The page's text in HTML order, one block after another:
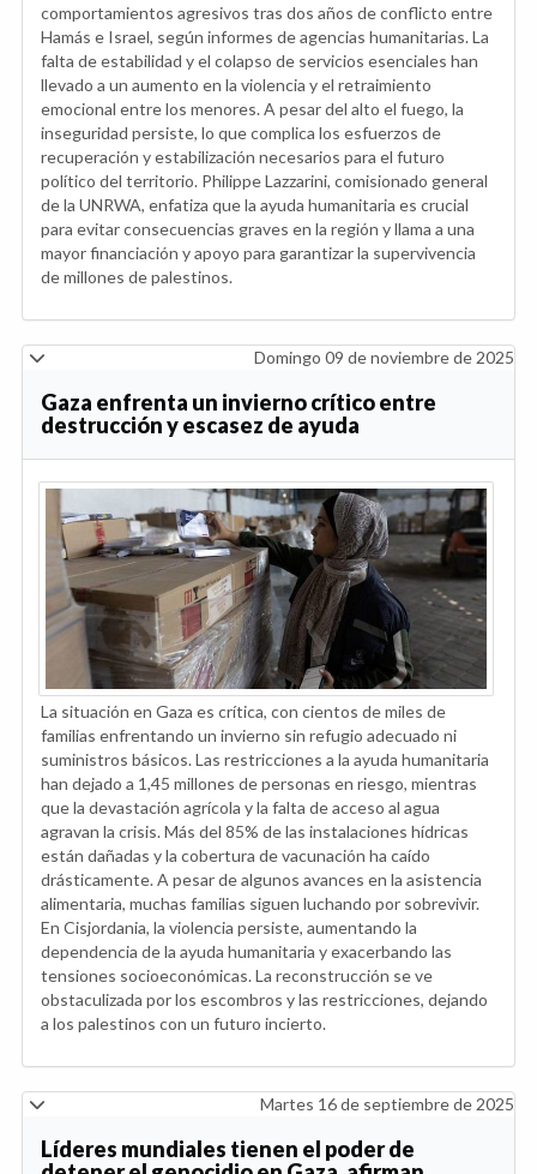
comportamientos agresivos tras dos años de conflicto entre
Hamás e Israel, según informes de agencias humanitarias. La
falta de estabilidad y el colapso de servicios esenciales han
llevado a un aumento en la violencia y el retraimiento
emocional entre los menores. A pesar del alto el fuego, la
inseguridad persiste, lo que complica los esfuerzos de
recuperación y estabilización necesarios para el futuro
político del territorio. Philippe Lazzarini, comisionado general
de la UNRWA, enfatiza que la ayuda humanitaria es crucial
para evitar consecuencias graves en la región y llama a una
mayor financiación y apoyo para garantizar la supervivencia
de millones de palestinos.
Domingo 09 de noviembre de 2025
Gaza enfrenta un invierno crítico entre
destrucción y escasez de ayuda
La situación en Gaza es crítica, con cientos de miles de
familias enfrentando un invierno sin refugio adecuado ni
suministros básicos. Las restricciones a la ayuda humanitaria
han dejado a 1,45 millones de personas en riesgo, mientras
que la devastación agrícola y la falta de acceso al agua
agravan la crisis. Más del 85% de las instalaciones hídricas
están dañadas y la cobertura de vacunación ha caído
drásticamente. A pesar de algunos avances en la asistencia
alimentaria, muchas familias siguen luchando por sobrevivir.
En Cisjordania, la violencia persiste, aumentando la
dependencia de la ayuda humanitaria y exacerbando las
tensiones socioeconómicas. La reconstrucción se ve
obstaculizada por los escombros y las restricciones, dejando
a los palestinos con un futuro incierto.
Martes 16 de septiembre de 2025
Líderes mundiales tienen el poder de